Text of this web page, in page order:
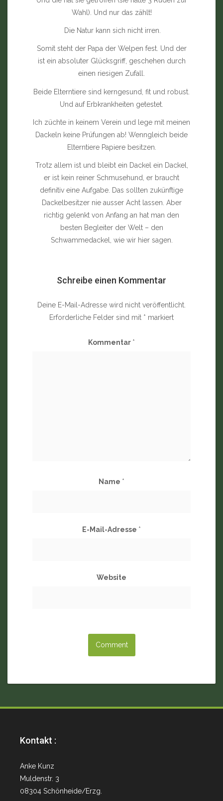
Wahl). Und nur das zählt!
Die Natur kann sich nicht irren.
Somit steht der Papa der Welpen fest. Und der
ist ein absoluter Glücksgriff, geschehen durch
einen riesigen Zufall.
Beide Elterntiere sind kerngesund, fit und robust.
Und auf Erbkrankheiten getestet.
Ich züchte in keinem Verein und lege mit meinen
Dackeln keine Prüfungen ab! Wenngleich beide
Elterntiere Papiere besitzen.
Trotz allem ist und bleibt ein Dackel ein Dackel,
er ist kein reiner Schmusehund, er braucht
definitiv eine Aufgabe. Das sollten zukünftige
Dackelbesitzer nie ausser Acht lassen. Aber
richtig gelenkt von Anfang an hat man den
besten Begleiter der Welt – den
Schwammedackel, wie wir hier sagen.
Schreibe einen Kommentar
Deine E-Mail-Adresse wird nicht veröffentlicht.
Erforderliche Felder sind mit * markiert
Kommentar *
Name *
E-Mail-Adresse *
Website
Kontakt :
Anke Kunz
Muldenstr. 3
08304 Schönheide/Erzg.